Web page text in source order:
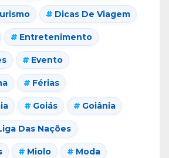
Dicas De Viagem
Entretenimento
Evento
Férias
Goiás Goiânia
Das Nações
Miolo Moda